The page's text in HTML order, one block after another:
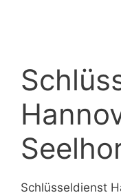
Schlüsseldienst